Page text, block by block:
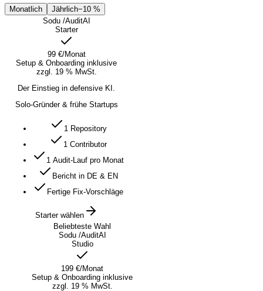
Monatlich Jährlich−10 %
Sodu /AuditAI
Starter
99 €/Monat
Setup & Onboarding inklusive
zzgl. 19 % MwSt.
Der Einstieg in defensive KI.
Solo-Gründer & frühe Startups
1 Repository
1 Contributor
1 Audit-Lauf pro Monat
Bericht in DE & EN
Fertige Fix-Vorschläge
Starter wählen
Beliebteste Wahl
Sodu /AuditAI
Studio
199 €/Monat
Setup & Onboarding inklusive
zzgl. 19 % MwSt.